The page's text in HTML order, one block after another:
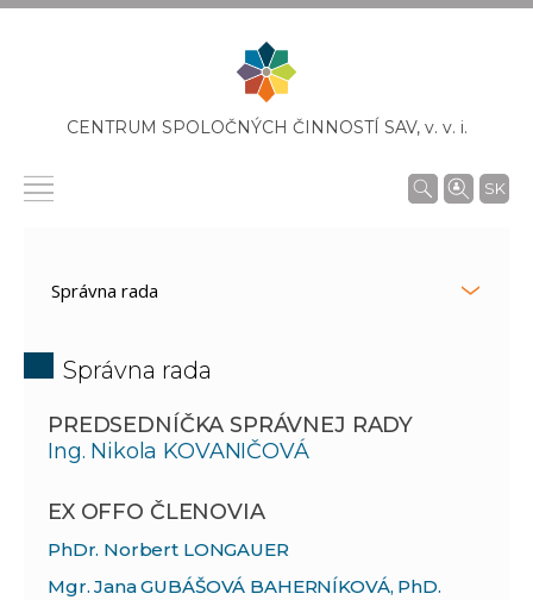
CENTRUM SPOLOČNÝCH ČINNOSTÍ SAV, v. v. i.
SK
Správna rada
PREDSEDNÍČKA SPRÁVNEJ RADY
Ing. Nikola KOVANIČOVÁ
EX OFFO ČLENOVIA
PhDr. Norbert LONGAUER
Mgr. Jana GUBÁŠOVÁ BAHERNÍKOVÁ, PhD.